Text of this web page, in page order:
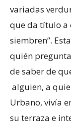
variadas
que da título a
siembren”.
quién
de saber de
alguien, a
Urbano, vivía
su terraza e